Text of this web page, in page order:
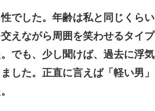
でした。年齢は私と同じくらい
えながら周囲を笑わせるタイプ
でも、少し聞けば、過去に浮気
した。正直に言えば「軽い男」